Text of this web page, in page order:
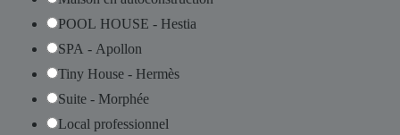
POOL HOUSE - Hestia
SPA - Apollon
Tiny House - Hermès
Suite - Morphée
Local professionnel